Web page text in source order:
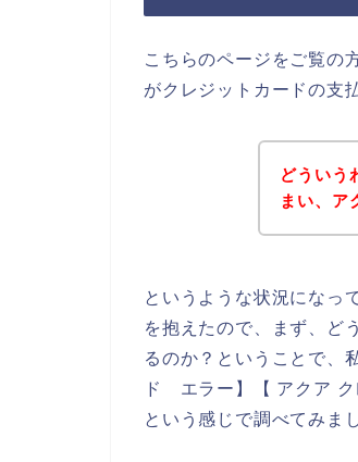
こちらのページをご覧の
がクレジットカードの支
どういう
まい、ア
というような状況になっ
を抱えたので、まず、ど
るのか？ということで、
ド エラー】【 アクア
という感じで調べてみま